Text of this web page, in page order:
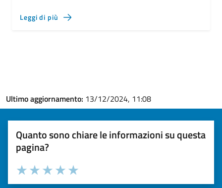
Leggi di più
Ultimo aggiornamento: 13/12/2024, 11:08
Quanto sono chiare le informazioni su questa
pagina?
Valuta la chiarezza delle informazioni (da 1 a 5 stelle)
Seleziona il numero di stelle per valutare la chiarezza delle
Valuta 5 stelle su 5
Valuta 4 stelle su 5
Valuta 3 stelle su 5
Valuta 2 stelle su 5
Valuta 1 stelle su 5